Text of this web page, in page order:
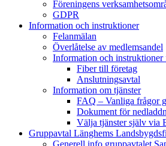
Föreningens
GDPR
Information och instruktioner
Felanmälan
Överlåtelse av medlemsandel
Information och instruktioner
Fiber till företag
Anslutningsavtal
Information om tjänster
FAQ – Vanliga frågor
Dokument för
Välja tjänster själv via
Gruppavtal Länghems
Generell info gruppavtalet